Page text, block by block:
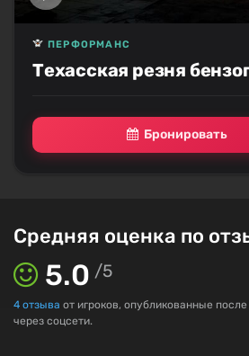
Техасская резня
ПЕРФОРМАНС
Бронировать
Средняя оценка по
5.0 /5
4 отзыва от игроков, опубликованные
через соцсети.